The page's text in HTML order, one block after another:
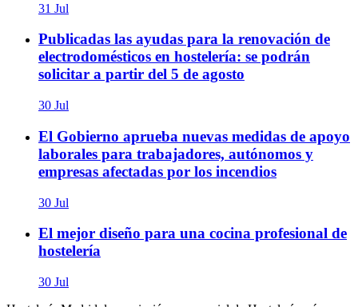
31 Jul
Publicadas las ayudas para la renovación de
electrodomésticos en hostelería: se podrán
solicitar a partir del 5 de agosto
30 Jul
El Gobierno aprueba nuevas medidas de apoyo
laborales para trabajadores, autónomos y
empresas afectadas por los incendios
30 Jul
El mejor diseño para una cocina profesional de
hostelería
30 Jul